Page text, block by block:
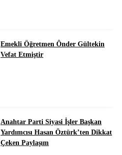
Emekli Öğretmen Ônder Gültekin
Vefat Etmiştir
Anahtar Parti Siyasi İşler Başkan
Yardımcısı Hasan Öztürk’ten Dikkat
Çeken Paylaşım